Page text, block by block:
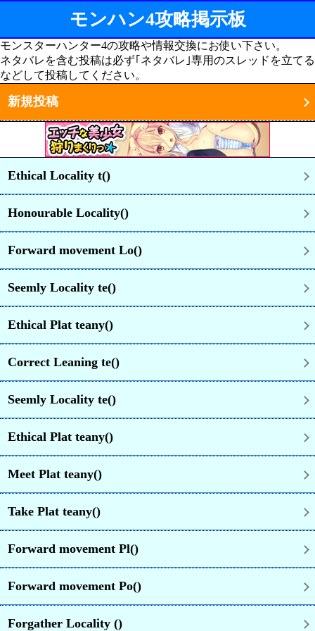
モンハン4攻略掲示板
モンスターハンター4の攻略や情報交換にお使い下さい。
ネタバレを含む投稿は必ず｢ネタバレ｣専用のスレッドを立てる
などして投稿してください。
新規投稿
Ethical Locality t()
Honourable Locality()
Forward movement Lo()
Seemly Locality te()
Ethical Plat teany()
Correct Leaning te()
Seemly Locality te()
Ethical Plat teany()
Meet Plat teany()
Take Plat teany()
Forward movement Pl()
Forward movement Po()
Forgather Locality ()